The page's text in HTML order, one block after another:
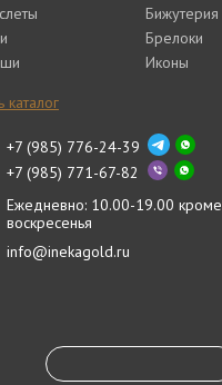
Бижутерия
Брелоки
Иконы
каталог
+7 (985) 776-24-39
+7 (985) 771-67-82
Ежедневно: 10.00-19.00 кроме
воскресенья
info@inekagold.ru